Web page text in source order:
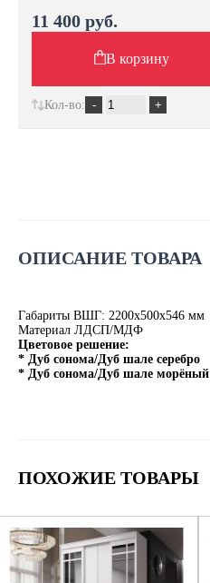
ОПИСАНИЕ ТОВАРА
Габариты ВШГ: 2200х500х546 мм
Материал ЛДСП/МДФ
Цветовое решение:
* Дуб сонома/Дуб шале серебро
* Дуб сонома/Дуб шале морёный
ПОХОЖИЕ ТОВАРЫ
11 400 руб.
В корзину
Кол-во: